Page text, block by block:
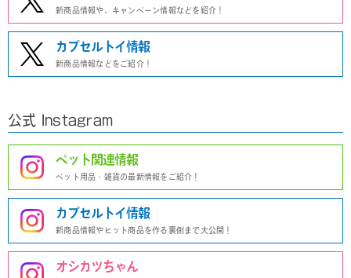
新商品情報や、キャンペーン情報などを紹介！
カプセルトイ情報
新商品情報などをご紹介！
公式 Instagram
ペット関連情報
ペット用品・雑貨の最新情報をご紹介！
カプセルトイ情報
新商品情報やヒット商品を作る裏側まで大公開！
オシカツちゃん